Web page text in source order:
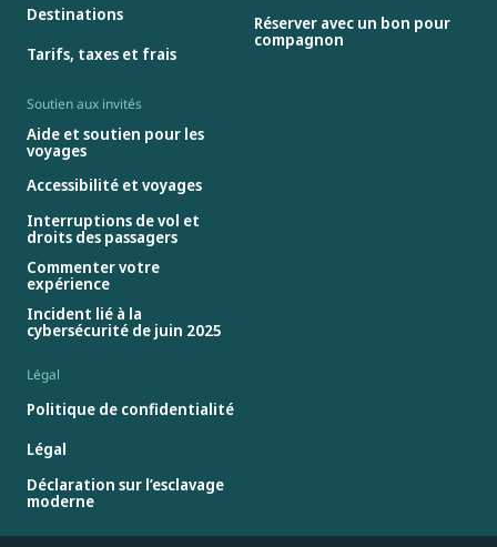
Destinations
Tarifs, taxes et frais
Réserver avec un bon pour
compagnon
Soutien aux invités
Aide et soutien pour les
voyages
Accessibilité et voyages
Interruptions de vol et
droits des passagers
Commenter votre
expérience
Incident lié à la
cybersécurité de juin 2025
Légal
Politique de confidentialité
Légal
Déclaration sur l’esclavage
moderne